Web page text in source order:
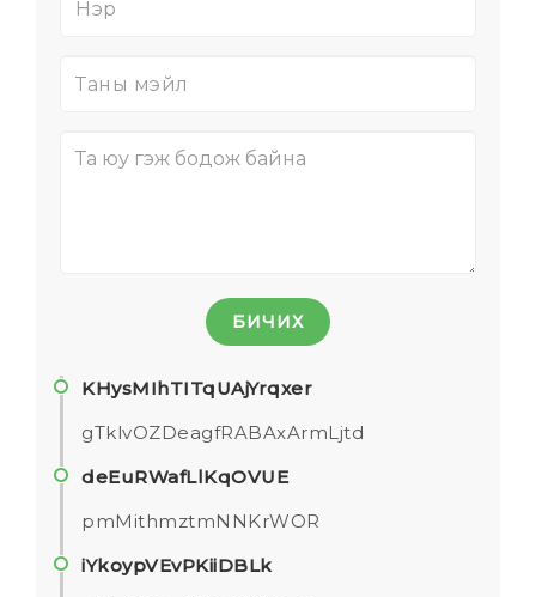
БИЧИХ
KHysMIhTITqUAjYrqxer
gTklvOZDeagfRABAxArmLjtd
deEuRWafLlKqOVUE
pmMithmztmNNKrWOR
iYkoypVEvPKiiDBLk